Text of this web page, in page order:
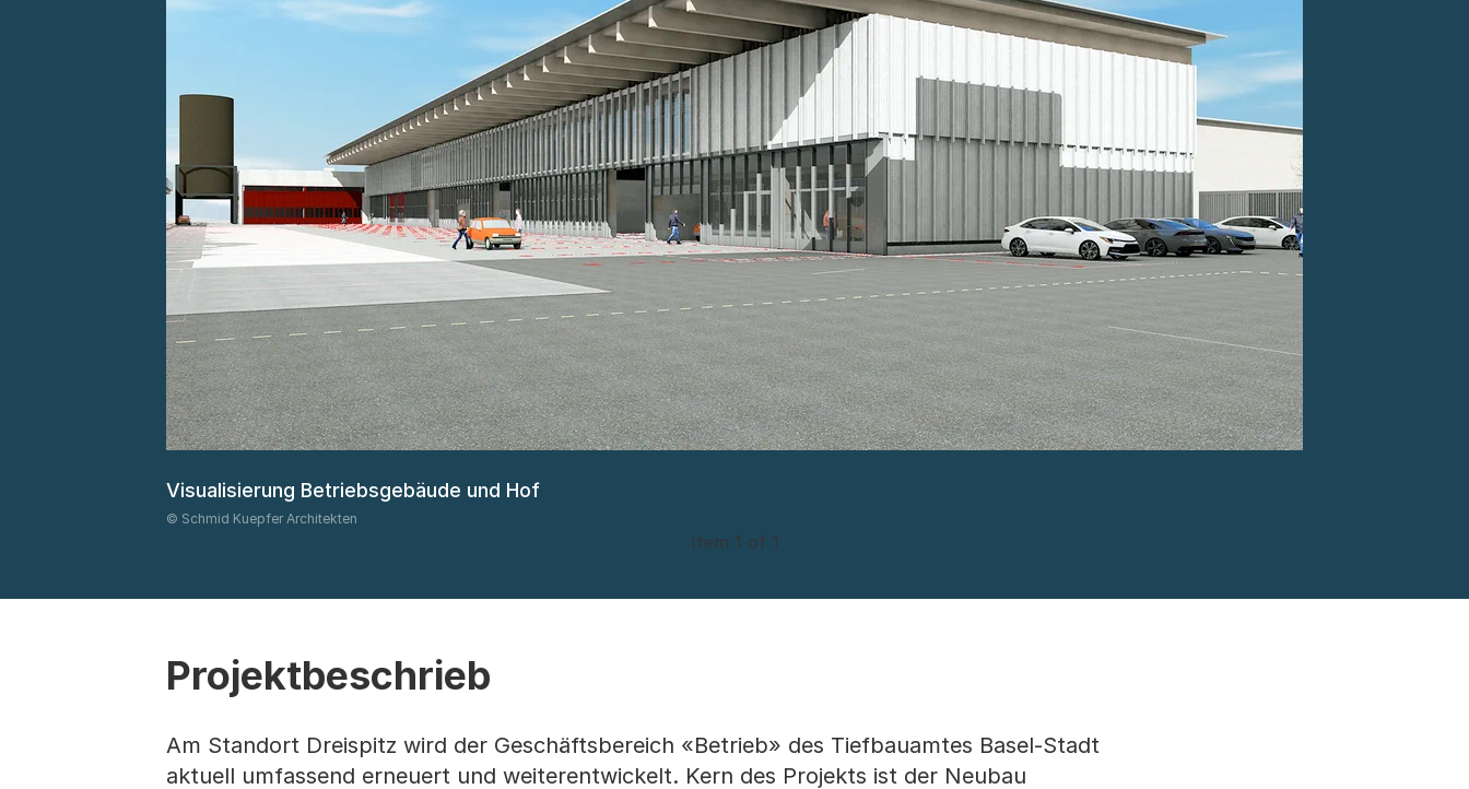
Visualisierung Betriebsgebäude und Hof
© Schmid Kuepfer Architekten
Item 1 of 1
Projektbeschrieb
Am Standort Dreispitz wird der Geschäftsbereich «Betrieb» des Tiefbauamtes Basel-Stadt
aktuell umfassend erneuert und weiterentwickelt. Kern des Projekts ist der Neubau